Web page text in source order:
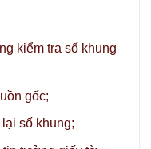
kiểm tra số khung
gốc;
số khung;